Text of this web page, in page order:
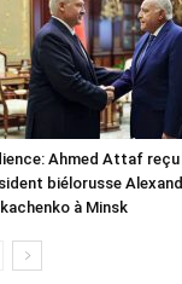
Ahmed Attaf reçu
biélorusse
à Minsk